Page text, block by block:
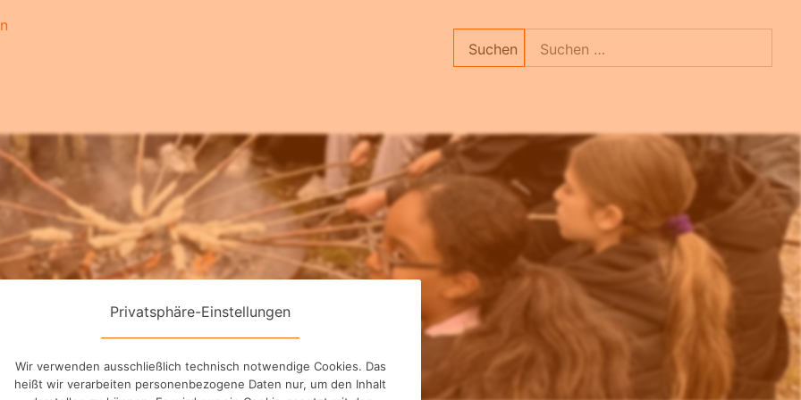
Privatsphäre-Einstellungen
Wir verwenden ausschließlich technisch notwendige Cookies. Das
heißt wir verarbeiten personenbezogene Daten nur, um den Inhalt